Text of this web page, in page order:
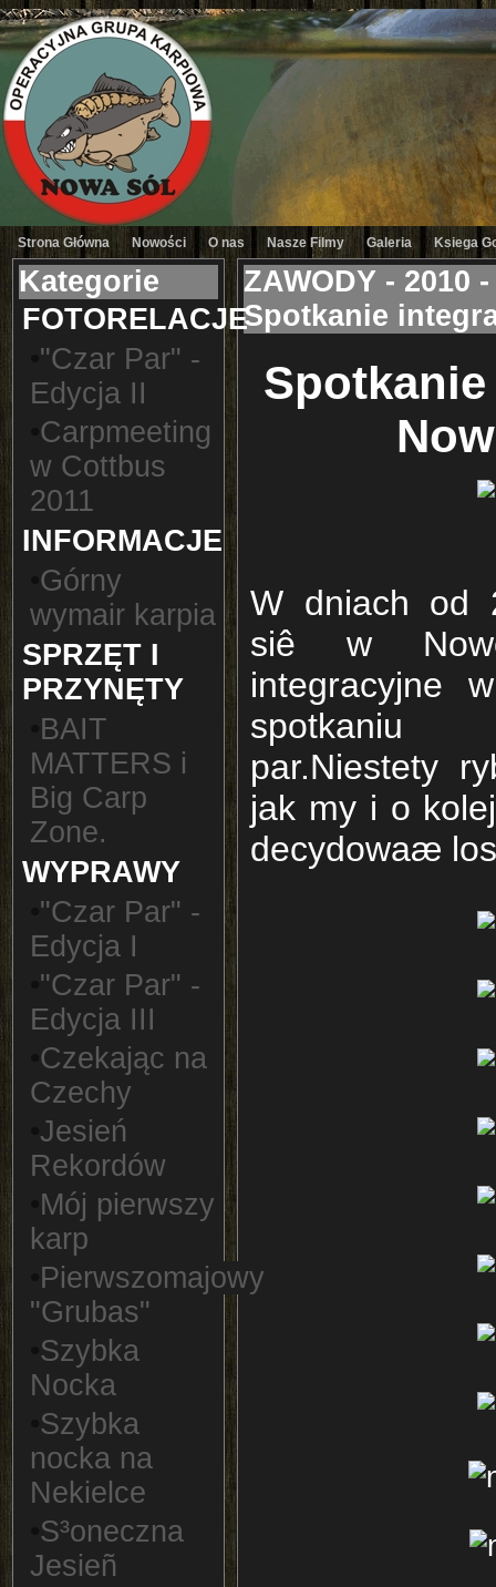
Strona Główna Nowości O nas Nasze Filmy Galeria Ksiega
Kategorie
FOTORELACJE
"Czar Par" -
Edycja II
Carpmeeting
w Cottbus
2011
INFORMACJE
Górny
wymair karpia
SPRZĘT I
PRZYNĘTY
BAIT
MATTERS i
Big Carp
Zone.
WYPRAWY
"Czar Par" -
Edycja I
"Czar Par" -
Edycja III
Czekając na
Czechy
Jesień
Rekordów
Mój pierwszy
karp
Pierwszomajowy
"Grubas"
Szybka
Nocka
Szybka
nocka na
Nekielce
S³oneczna
Jesieñ
ZAWODY - 2010 -
Spotkanie
W dniach od
siê w
integracyjne
spotkaniu
par.Niestety
jak my i o
decydowaæ